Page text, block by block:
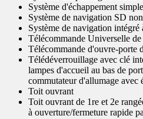
Système d'échappement
Système de navigation SD
Système de navigation intégré
Télécommande Universelle
Télécommande d'ouvre-porte
Télédéverrouillage avec clé
lampes d'accueil au bas de
commutateur d'allumage avec
Toit ouvrant
Toit ouvrant de 1re et 2e
à ouverture/fermeture rapide